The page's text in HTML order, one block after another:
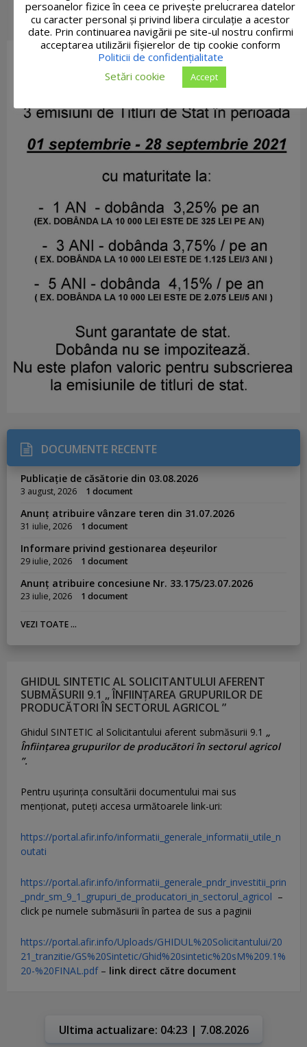
DOCUMENTE RECENTE
Publicație de căsătorie din 03.08.2026
3 august, 2026 1 document
Anunț atribuire vânzare teren din 31.07.2026
31 iulie, 2026 1 document
Informare privind gestionarea deșeurilor
29 iulie, 2026 1 document
Anunț atribuire concesiune Nr. 33.175/23.07.2026
23 iulie, 2026 1 document
VEZI TOATE ...
GHIDUL SINTETIC AL SOLICITANTULUI AFERENT
SUBMĂSURII 9.1 „ ÎNFIINȚAREA GRUPURILOR DE
PRODUCĂTORI ÎN SECTORUL AGRICOL ”
Ghidul SINTETIC al Solicitantului aferent submăsurii 9.1 „
Înființarea grupurilor de producători în sectorul agricol
”.
Pentru uşurinţa consultării documentului mai sus
menţionat, puteţi accesa următoarele link-uri:
https://portal.afir.info/informatii_generale_informatii_utile_n
outati
https://portal.afir.info/informatii_generale_pndr_investitii_prin
_pndr_sm_9_1_grupuri_de_producatori_in_sectorul_agricol –
click pe numele submăsurii în partea de sus a paginii
https://portal.afir.info/Uploads/GHIDUL%20Solicitantului/20
21_tranzitie/GS%20Sintetic/Ghid%20sintetic%20sM%209.1%
20-%20FINAL.pdf– link direct către document
Ultima actualizare: 04:23 | 7.08.2026
persoanelor fizice în ceea ce privește prelucrarea datelor
cu caracter personal și privind libera circulație a acestor
date. Prin continuarea navigării pe site-ul nostru confirmi
acceptarea utilizării fişierelor de tip cookie conform
Politicii de confidențialitate
Setări cookie
Accept